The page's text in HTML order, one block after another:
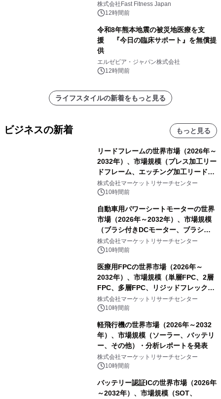
株式会社Fast Fitness Japan
12時間前
令和8年熊本地震の被災地医療を支
援 『今日の臨床サポート』を無償提
供
エルゼビア・ジャパン株式会社
12時間前
ライフスタイルの新着をもっと見る
ビジネスの新着 もっと見る
リードフレームの世界市場（2026年～
2032年）、市場規模（プレス加工リー
ドフレーム、エッチング加工リードフ
レーム）・分析レポートを発表
株式会社マーケットリサーチセンター
10時間前
自動車用パワーシートモーターの世界
市場（2026年～2032年）、市場規模
（ブラシ付きDCモーター、ブラシレ
スDCモーター）・分析レポートを発
表
株式会社マーケットリサーチセンター
10時間前
医療用FPCの世界市場（2026年～
2032年）、市場規模（単層FPC、2層
FPC、多層FPC、リジッドフレックス
PCB）・分析レポートを発表
株式会社マーケットリサーチセンター
10時間前
軽飛行機の世界市場（2026年～2032
年）、市場規模（ソーラー、バッテリ
ー、その他）・分析レポートを発表
株式会社マーケットリサーチセンター
10時間前
バッテリー認証ICの世界市場（2026年
～2032年）、市場規模（SOT、